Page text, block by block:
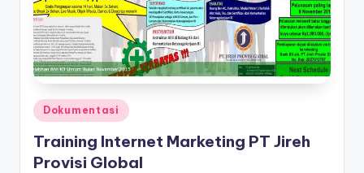
Dokumentasi
Training Internet Marketing PT Jireh
Provisi Global